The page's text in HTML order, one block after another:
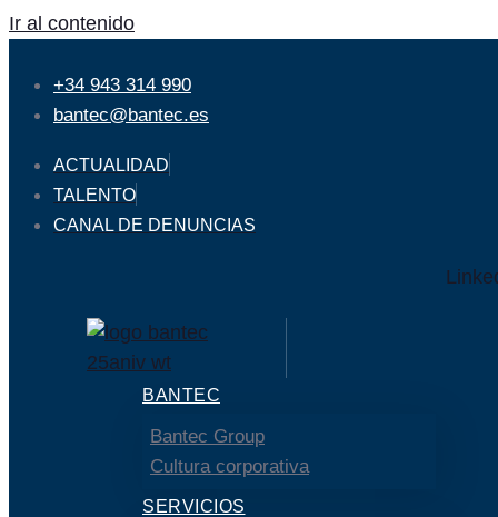
Ir al contenido
+34 943 314 990
bantec@bantec.es
ACTUALIDAD
TALENTO
CANAL DE DENUNCIAS
BANTEC
Bantec Group
Cultura corporativa
SERVICIOS